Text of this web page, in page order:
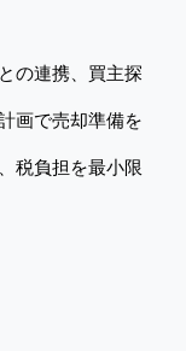
の連携、買主探
画で売却準備を
税負担を最小限